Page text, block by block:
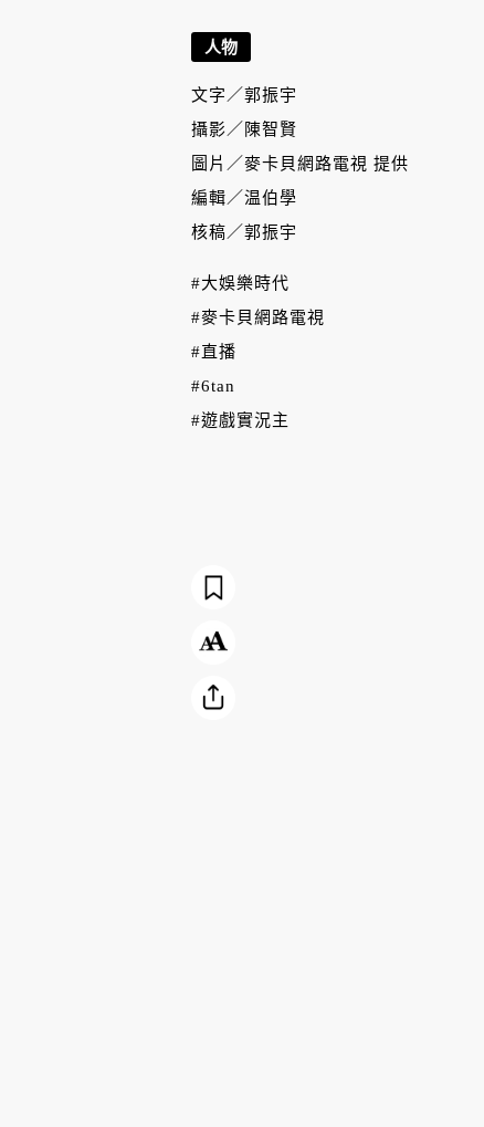
人物
文字／郭振宇
攝影／ 陳智賢
圖片／麥卡貝網路電視 提供
編輯／温伯學
核稿／郭振宇
#大娛樂時代
#麥卡貝網路電視
#直播
#6tan
#遊戲實況主